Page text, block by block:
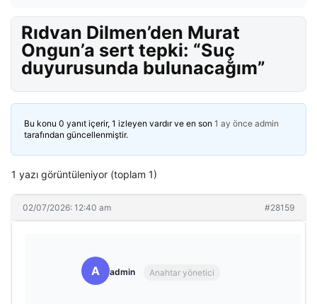
Rıdvan Dilmen’den Murat
Ongun’a sert tepki: “Suç
duyurusunda bulunacağım”
Bu konu 0 yanıt içerir, 1 izleyen vardır ve en son 1 ay önce admin
tarafından güncellenmiştir.
1 yazı görüntüleniyor (toplam 1)
02/07/2026: 12:40 am #28159
A admin Anahtar yönetici